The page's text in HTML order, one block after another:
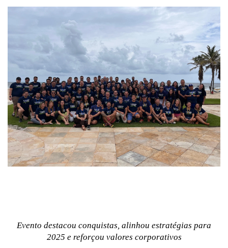
Evento destacou conquistas, alinhou estratégias para
2025 e reforçou valores corporativos